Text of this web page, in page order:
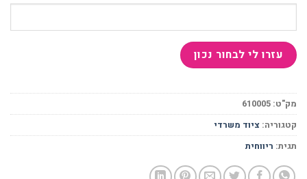
מק"ט:610005
קטגוריה:ציוד משרדי
תגית:ריווחית